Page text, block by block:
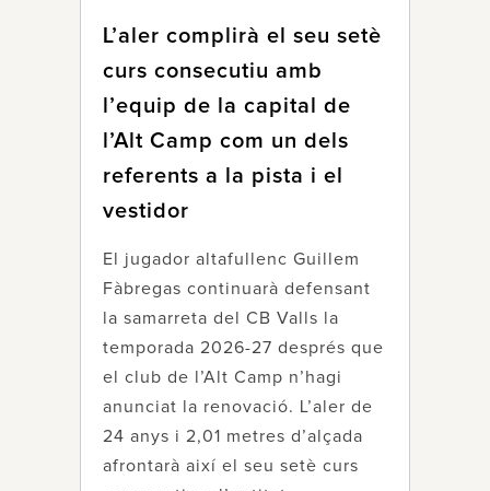
L’aler complirà el seu setè
curs consecutiu amb
l’equip de la capital de
l’Alt Camp com un dels
referents a la pista i el
vestidor
El jugador altafullenc Guillem
Fàbregas continuarà defensant
la samarreta del CB Valls la
temporada 2026-27 després que
el club de l’Alt Camp n’hagi
anunciat la renovació. L’aler de
24 anys i 2,01 metres d’alçada
afrontarà així el seu setè curs